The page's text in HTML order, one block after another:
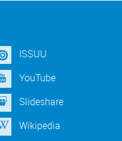
ISSUU
YouTube
Slideshare
Wikipedia